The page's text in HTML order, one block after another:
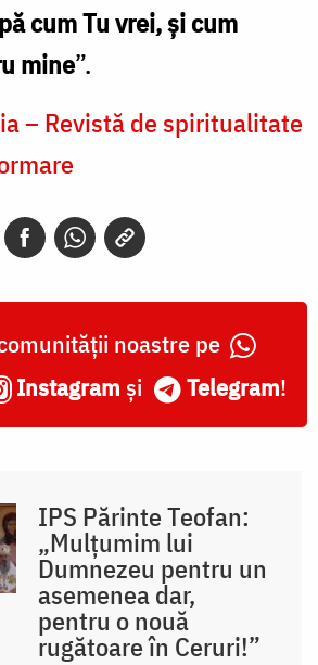
cum Tu vrei, şi cum
mine”.
– Revistă de spiritualitate
noastre pe
Instagram și Telegram!
IPS Părinte Teofan:
„Mulțumim lui
Dumnezeu pentru un
asemenea dar,
pentru o nouă
rugătoare în Ceruri!”